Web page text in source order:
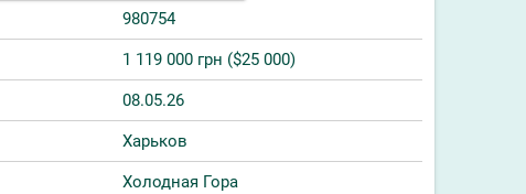
980754
1 119 000 грн ($25 000)
08.05.26
Харьков
Холодная Гора